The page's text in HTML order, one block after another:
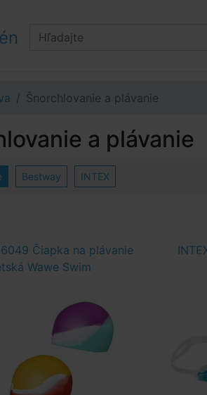
Šnorchlovanie a plávanie
a plávanie
Bestway INTEX
Čiapka na plávanie
Wawe Swim